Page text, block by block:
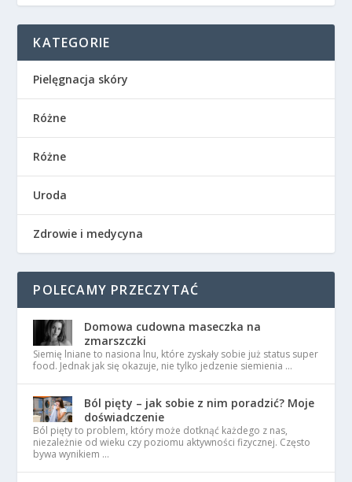
KATEGORIE
Pielęgnacja skóry
Różne
Różne
Uroda
Zdrowie i medycyna
POLECAMY PRZECZYTAĆ
Domowa cudowna maseczka na
zmarszczki
Siemię lniane to nasiona lnu, które zyskały sobie już status super
food. Jednak jak się okazuje, nie tylko jedzenie siemienia …
Ból pięty – jak sobie z nim poradzić? Moje
doświadczenie
Ból pięty to problem, który może dotknąć każdego z nas,
niezależnie od wieku czy poziomu aktywności fizycznej. Często
bywa wynikiem …